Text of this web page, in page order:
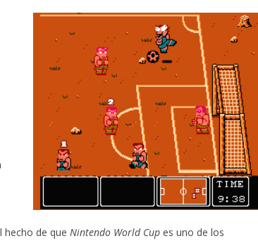
hecho de que Nintendo World Cup es uno de los